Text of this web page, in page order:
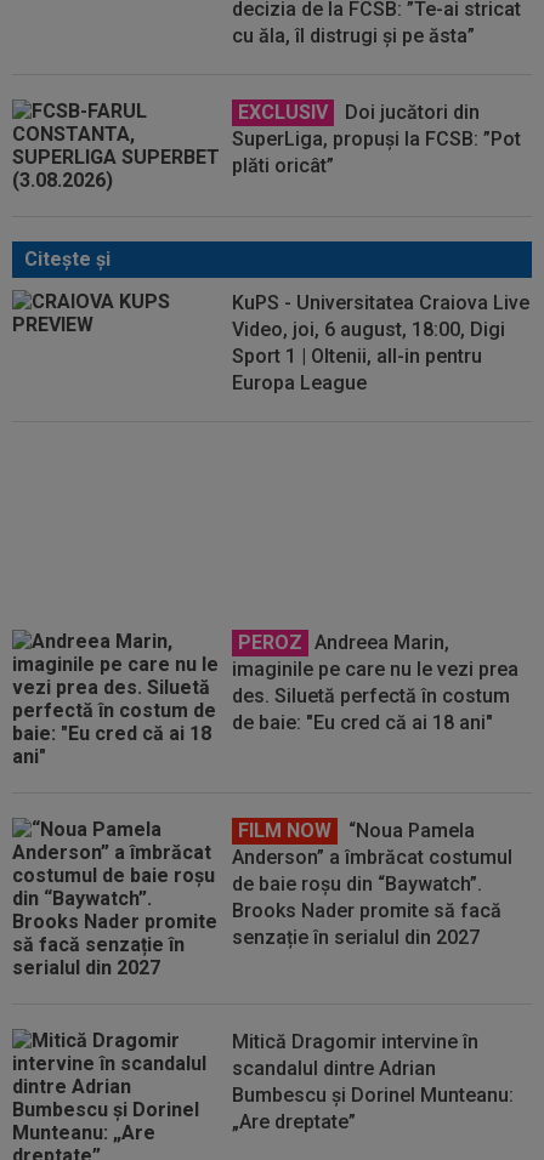
decizia de la FCSB: ”Te-ai stricat
cu ăla, îl distrugi și pe ăsta”
EXCLUSIV
Doi jucători din
SuperLiga, propuși la FCSB: ”Pot
plăti oricât”
Citeşte şi
KuPS - Universitatea Craiova Live
Video, joi, 6 august, 18:00, Digi
Sport 1 | Oltenii, all-in pentru
Europa League
PEROZ Andreea Marin,
imaginile pe care nu le vezi prea
des. Siluetă perfectă în costum
de baie: "Eu cred că ai 18 ani"
FILM NOW
“Noua Pamela
Anderson” a îmbrăcat costumul
de baie roșu din “Baywatch”.
Brooks Nader promite să facă
senzație în serialul din 2027
Mitică Dragomir intervine în
scandalul dintre Adrian
Bumbescu și Dorinel Munteanu:
„Are dreptate”